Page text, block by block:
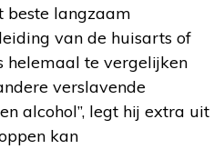
beste langzaam
van de huisarts of
helemaal te vergelijken
verslavende
alcohol”, legt hij extra uit
kan